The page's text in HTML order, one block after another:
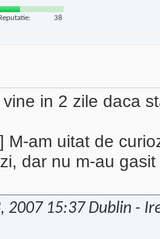
38
in 2 zile daca
M-am uitat de
dar nu m-au
2007 15:37 Dublin -